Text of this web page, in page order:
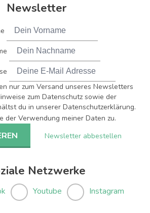
Newsletter
nur zum Versand unseres Newsletters
zum Datenschutz sowie der
du in unserer Datenschutzerklärung.
der Verwendung meiner Daten zu.
Newsletter abbestellen
Netzwerke
Youtube Instagram